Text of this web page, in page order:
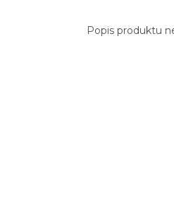
Popis produktu